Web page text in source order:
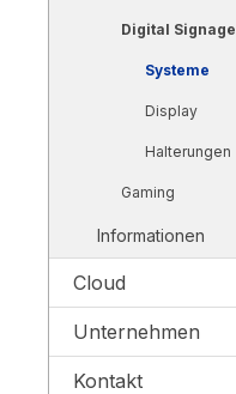
Digital Signage
Systeme
Display
Halterungen
Gaming
Informationen
Cloud
Unternehmen
Kontakt